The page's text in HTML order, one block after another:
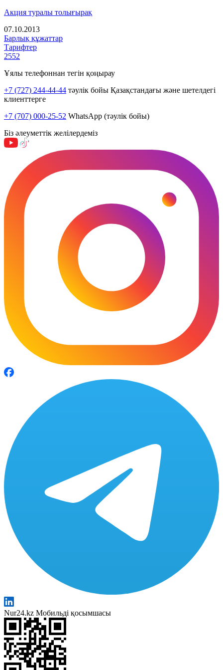
Акция туралы толығырақ
07.10.2013
Барлық құжаттар
Тарифтер
2552
Ұялы телефоннан тегін қоңырау
+7 (727) 244-44-44 тәулік бойы Қазақстандағы және шетелдегі
клиенттерге
+7 (707) 000-25-52 WhatsApp (тәулік бойы)
Біз әлеуметтік желілердеміз
Nur24.kz Мобильді қосымшасы